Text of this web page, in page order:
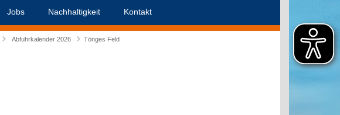
Jobs Nachhaltigkeit Kontakt
Abfuhrkalender 2026 Tönges Feld